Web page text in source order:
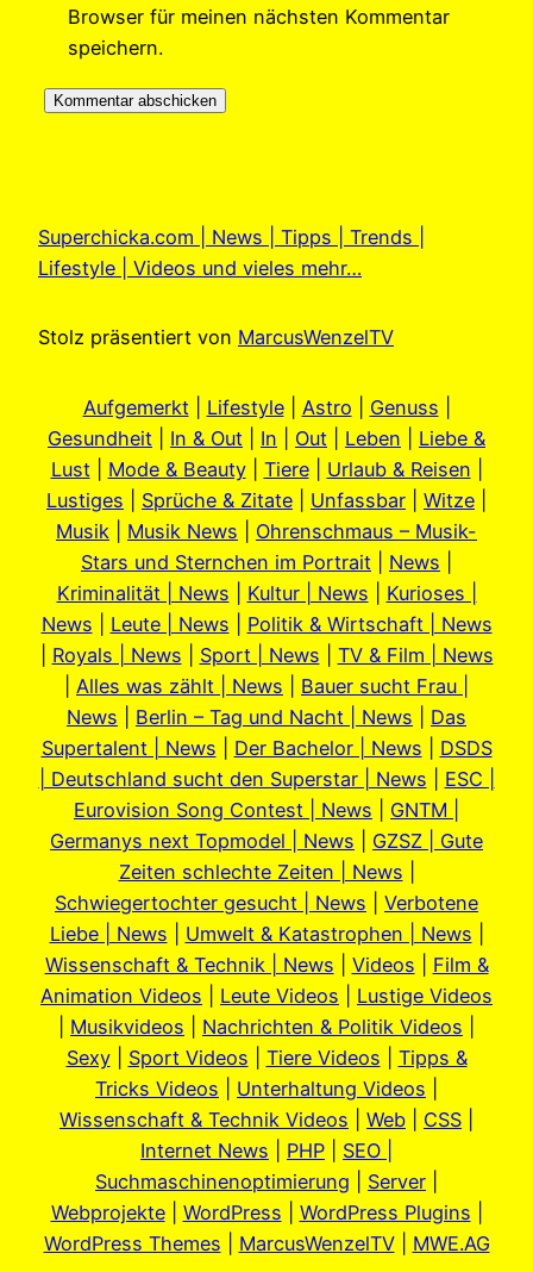
Browser für meinen nächsten Kommentar
speichern.
Superchicka.com | News | Tipps | Trends |
Lifestyle | Videos und vieles mehr…
Stolz präsentiert von MarcusWenzelTV
Aufgemerkt| Lifestyle| Astro Genuss
Gesundheit
In & Out In Out Leben
Liebe &
Lust| Mode & Beauty| Tiere| Urlaub & Reisen
Lustiges
Sprüche & Zitate Unfassbar Witze
Musik
Musik News
Ohrenschmaus – Musik-
Stars und Sternchen im Portrait
News
Kriminalität | News
Kultur | News
Kurioses |
News
Leute | News
Politik & Wirtschaft | News
Royals | News Sport | News
TV & Film | News
Alles was zählt | News
Bauer sucht Frau |
News
Berlin – Tag und Nacht | News
Das
Supertalent | News
Der Bachelor | News
DSDS
| Deutschland sucht den Superstar | News
ESC |
Eurovision Song Contest | News
GNTM |
Germanys next Topmodel | News
GZSZ | Gute
Zeiten schlechte Zeiten | News
Schwiegertochter gesucht | News
Verbotene
Liebe | News
Umwelt & Katastrophen | News
Wissenschaft & Technik | News
Videos
Film &
Animation Videos
Leute Videos
Lustige Videos
Musikvideos Nachrichten & Politik Videos
Sexy| Sport Videos Tiere Videos
Tipps &
Tricks Videos
Unterhaltung Videos
Wissenschaft & Technik Videos
Web CSS
Internet News
PHP
SEO |
Suchmaschinenoptimierung
Server
Webprojekte| WordPress WordPress Plugins
WordPress Themes
MarcusWenzelTV| MWE.AG